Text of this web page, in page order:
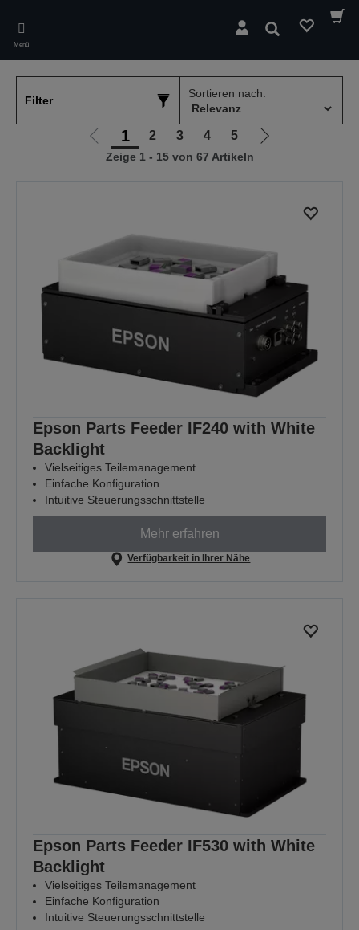
main
content
Menü
Suchen
Filter
Sortieren nach:
Zur
vorherigen
1 2 3 4 5
Zur
Zeige 1 - 15 von 67 Artikeln
Epson Parts Feeder IF240 with White
Backlight
Vielseitiges Teilemanagement
Einfache Konfiguration
Intuitive Steuerungsschnittstelle
Mehr erfahren
Verfügbarkeit in Ihrer Nähe
Epson Parts Feeder IF530 with White
Backlight
Vielseitiges Teilemanagement
Einfache Konfiguration
Intuitive Steuerungsschnittstelle